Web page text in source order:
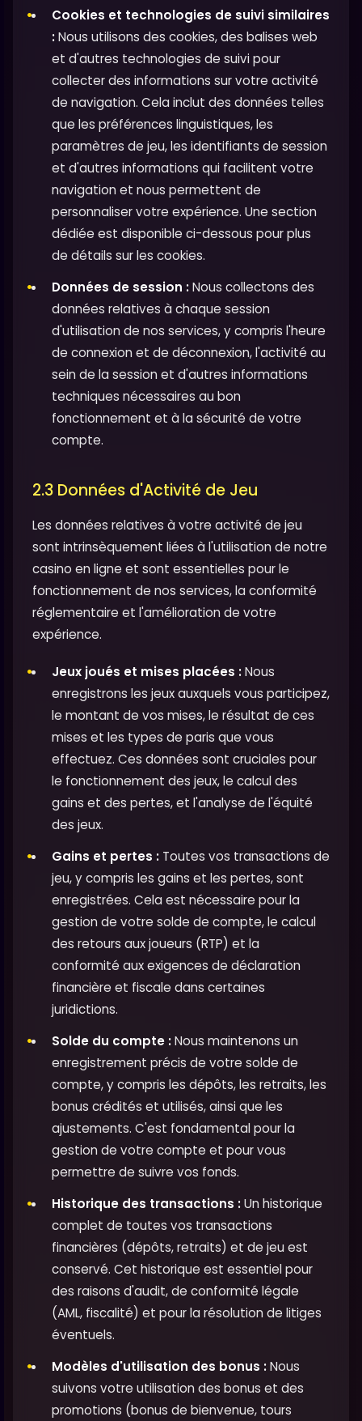
Cookies et technologies de suivi similaires
:Nous utilisons des cookies, des balises web
et d'autres technologies de suivi pour
collecter des informations sur votre activité
de navigation. Cela inclut des données telles
que les préférences linguistiques, les
paramètres de jeu, les identifiants de session
et d'autres informations qui facilitent votre
navigation et nous permettent de
personnaliser votre expérience. Une section
dédiée est disponible ci-dessous pour plus
de détails sur les cookies.
Données de session :Nous collectons des
données relatives à chaque session
d'utilisation de nos services, y compris l'heure
de connexion et de déconnexion, l'activité au
sein de la session et d'autres informations
techniques nécessaires au bon
fonctionnement et à la sécurité de votre
compte.
2.3 Données d'Activité de Jeu
Les données relatives à votre activité de jeu
sont intrinsèquement liées à l'utilisation de notre
casino en ligne et sont essentielles pour le
fonctionnement de nos services, la conformité
réglementaire et l'amélioration de votre
expérience.
Jeux joués et mises placées :Nous
enregistrons les jeux auxquels vous participez,
le montant de vos mises, le résultat de ces
mises et les types de paris que vous
effectuez. Ces données sont cruciales pour
le fonctionnement des jeux, le calcul des
gains et des pertes, et l'analyse de l'équité
des jeux.
Gains et pertes : Toutes vos transactions de
jeu, y compris les gains et les pertes, sont
enregistrées. Cela est nécessaire pour la
gestion de votre solde de compte, le calcul
des retours aux joueurs (RTP) et la
conformité aux exigences de déclaration
financière et fiscale dans certaines
juridictions.
Solde du compte :Nous maintenons un
enregistrement précis de votre solde de
compte, y compris les dépôts, les retraits, les
bonus crédités et utilisés, ainsi que les
ajustements. C'est fondamental pour la
gestion de votre compte et pour vous
permettre de suivre vos fonds.
Historique des transactions :Un historique
complet de toutes vos transactions
financières (dépôts, retraits) et de jeu est
conservé. Cet historique est essentiel pour
des raisons d'audit, de conformité légale
(AML, fiscalité) et pour la résolution de litiges
éventuels.
Modèles d'utilisation des bonus :Nous
suivons votre utilisation des bonus et des
promotions (bonus de bienvenue, tours